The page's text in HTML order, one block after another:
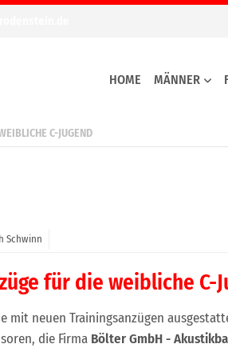
HOME MÄNNER
C-JUGEND
Schwinn
für die weibliche C-
mit neuen Trainingsanzügen
die Firma Bölter GmbH -